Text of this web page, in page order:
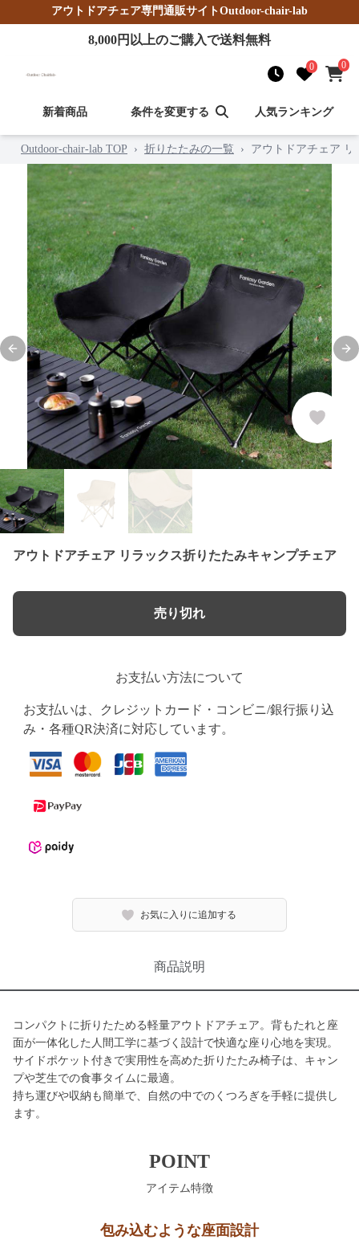
アウトドアチェア専門通販サイトOutdoor-chair-lab
8,000円以上のご購入で送料無料
0 0
新着商品 条件を変更する 人気ランキング
Outdoor-chair-lab TOP › 折りたたみの一覧 › アウトドアチェア
Previous slide
アウトドアチェア リラックス折りたたみキャンプチェア
売り切れ
お支払い方法について
お支払いは、クレジットカード・コンビニ/銀行振り込
み・各種QR決済に対応しています。
お気に入りに追加する
商品説明
コンパクトに折りたためる軽量アウトドアチェア。背もたれと座
面が一体化した人間工学に基づく設計で快適な座り心地を実現。
サイドポケット付きで実用性を高めた折りたたみ椅子は、キャン
プや芝生での食事タイムに最適。
持ち運びや収納も簡単で、自然の中でのくつろぎを手軽に提供し
ます。
POINT
アイテム特徴
包み込むような座面設計